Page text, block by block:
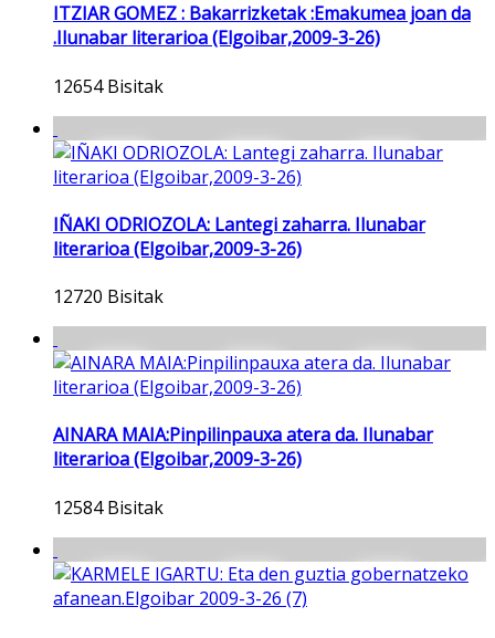
ITZIAR GOMEZ : Bakarrizketak :Emakumea joan da
.Ilunabar literarioa (Elgoibar,2009-3-26)
12654 Bisitak
IÑAKI ODRIOZOLA: Lantegi zaharra. Ilunabar
literarioa (Elgoibar,2009-3-26)
12720 Bisitak
AINARA MAIA:Pinpilinpauxa atera da. Ilunabar
literarioa (Elgoibar,2009-3-26)
12584 Bisitak